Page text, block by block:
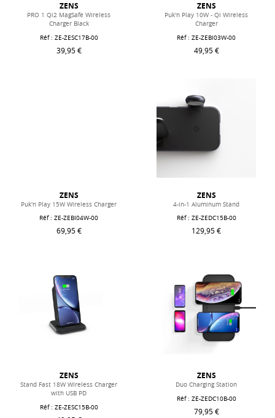
ZENS
PRO 1 Qi2 MagSafe Wireless
Charger Black
Réf : ZE-ZESC17B-00
39,95 €
ZENS
Puk'n Play 10W - Qi Wireless
Charger
Réf : ZE-ZEBI03W-00
49,95 €
ZENS
Puk'n Play 15W Wireless Charger
Réf : ZE-ZEBI04W-00
69,95 €
ZENS
4-in-1 Aluminum Stand
Réf : ZE-ZEDC15B-00
129,95 €
ZENS
Stand Fast 18W Wireless Charger
with USB PD
Réf : ZE-ZESC15B-00
ZENS
Duo Charging Station
Réf : ZE-ZEDC10B-00
79,95 €